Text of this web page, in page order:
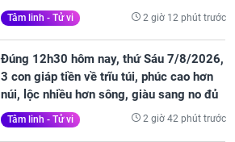
Tâm linh - Tử vi 2 giờ 12 phút trước
Đúng 12h30 hôm nay, thứ Sáu 7/8/2026,
3 con giáp tiền về trĩu túi, phúc cao hơn
núi, lộc nhiều hơn sông, giàu sang no đủ
Tâm linh - Tử vi 2 giờ 42 phút trước